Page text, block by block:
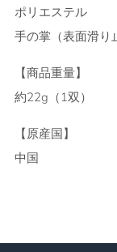
ポリエステル
手の掌（表面滑り
【商品重量】
約22g（1双）
【原産国】
中国